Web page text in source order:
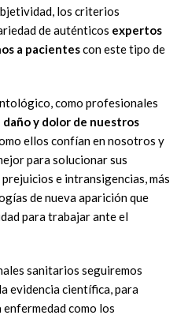
los criterios
de auténticos expertos
a pacientescon este tipo de
como profesionales
y dolor de nuestros
ellos confían en nosotros y
para solucionar sus
e intransigencias, más
de nueva aparición que
para trabajar ante el
sanitarios seguiremos
evidencia científica, para
como los